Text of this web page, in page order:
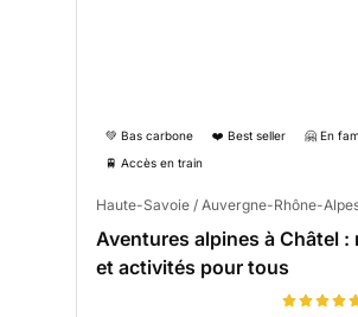
💚 Bas carbone ❤️ Best seller
🤗 En
🚆 Accès en train
Haute-Savoie / Auvergne-Rhône-
Aventures alpines à Châtel :
et activités pour tous